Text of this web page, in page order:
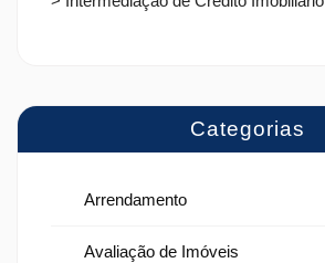
Categorias
Arrendamento
Avaliação de Imóveis